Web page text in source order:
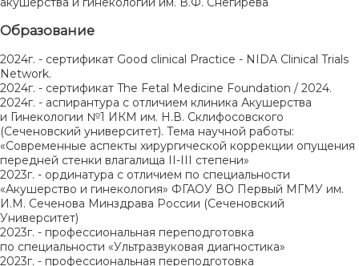
Образование
2024г. - сертификат Good clinical Practice - NIDA Clinical Trials
Network.
2024г. - сертификат The Fetal Medicine Foundation / 2024.
2024г. - аспирантура с отличием клиника Акушерства
и Гинекологии №1 ИКМ им. Н.В. Склифосовского
(Сеченовский университет). Тема научной работы:
«Современные аспекты хирургической коррекции опущения
передней стенки влагалища II-III степени»
2023г. - ординатура с отличием по специальности
«Акушерство и гинекология» ФГАОУ ВО Первый МГМУ им.
И.М. Сеченова Минздрава России (Сеченовский
Университет)
2023г. - профессиональная переподготовка
по специальности «Ультразвуковая диагностика»
2023г. - профессиональная переподготовка